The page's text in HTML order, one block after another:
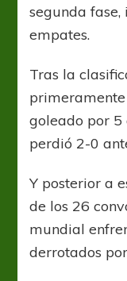
segunda fase,
empates.
Tras la
primeramente
goleado por
perdió 2-0
Y posterior a
de los 26
mundial
derrotados